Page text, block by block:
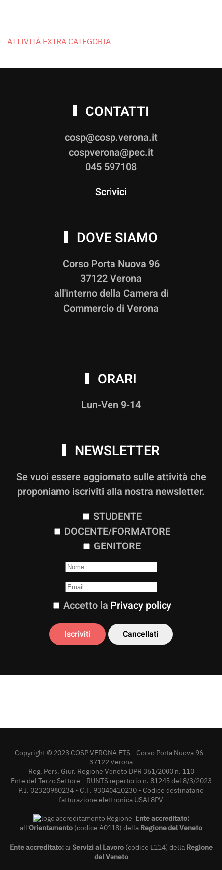
ATTIVITÀ EXTRA CATEGORIA
CONTATTI
cosp@cosp.verona.it
cospverona@pec.it
045 597108
Scrivici
DOVE SIAMO
Corso Porta Nuova 96
37122 Verona
all'interno della Camera di
Commercio di Verona
ORARI
Lun-Ven 9-14
NEWSLETTER
Se vuoi essere aggiornato sulle attività che
proponiamo iscriviti alla nostra newsletter.
STUDENTE
DOCENTE/FORMATORE
GENITORE
Accetto la Privacy policy
Copyright © 2023 COSP VERONA ETS - Corso Porta Nuova 96 -
37122 Verona
Reg. Pers. Giur. Regione Veneto DPR 361/2000 n. 110
Ente del Terzo Settore - RUNTS repertorio n. 81245 del 8/3/2023
P.I. 02320980234 - C.F. 93040410230 - Codice destinatario
fatturazione elettronica USAL8PV
Ente accreditato:
all'Orientamento (codice A0118) della Regione del Veneto
Ente accreditato:ai Servizi al Lavoro(codice L114) della Regione
del Veneto